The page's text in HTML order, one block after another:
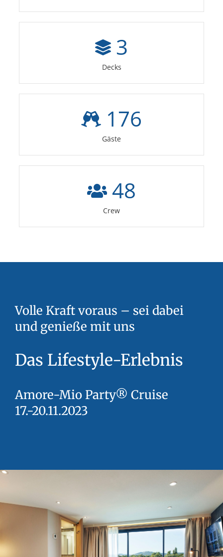
3
Decks
176
Gäste
48
Crew
Volle Kraft voraus – sei dabei
und genieße mit uns
Das Lifestyle-Erlebnis
Amore-Mio Party® Cruise
17.-20.11.2023